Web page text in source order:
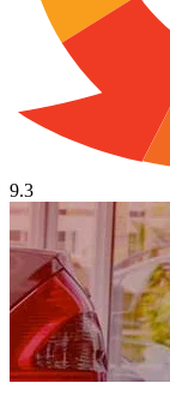
9.3